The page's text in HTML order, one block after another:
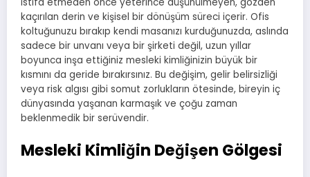
istifa etmeden önce yeterince düşünülmeyen, gözden
kaçırılan derin ve kişisel bir dönüşüm süreci içerir. Ofis
koltuğunuzu bırakıp kendi masanızı kurduğunuzda, aslında
sadece bir unvanı veya bir şirketi değil, uzun yıllar
boyunca inşa ettiğiniz mesleki kimliğinizin büyük bir
kısmını da geride bırakırsınız. Bu değişim, gelir belirsizliği
veya risk algısı gibi somut zorlukların ötesinde, bireyin iç
dünyasında yaşanan karmaşık ve çoğu zaman
beklenmedik bir serüvendir.
Mesleki Kimliğin Değişen Gölgesi